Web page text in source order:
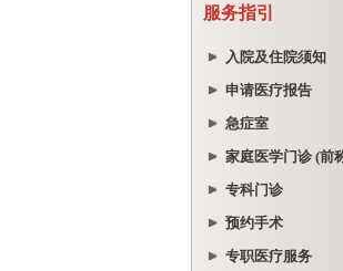
服务指引
入院及住院须知
申请医疗报告
急症室
家庭医学门诊 (前
专科门诊
预约手术
专职医疗服务